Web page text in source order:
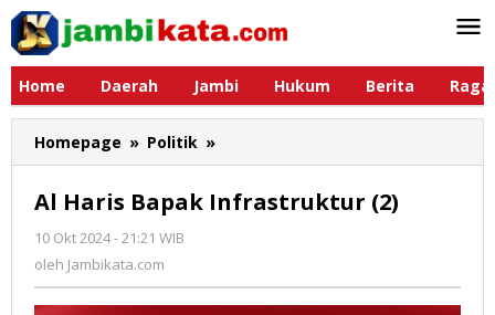
Lewati
konten
Home
Daerah Jambi Hukum Berita
Homepage » Politik »
Haris
Bapak
Infrastruktur
Al Haris Bapak Infrastruktur (2)
10 Okt 2024 - 21:21 WIB
oleh Jambikata.com